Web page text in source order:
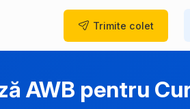
Trimite colet
AWB pentru